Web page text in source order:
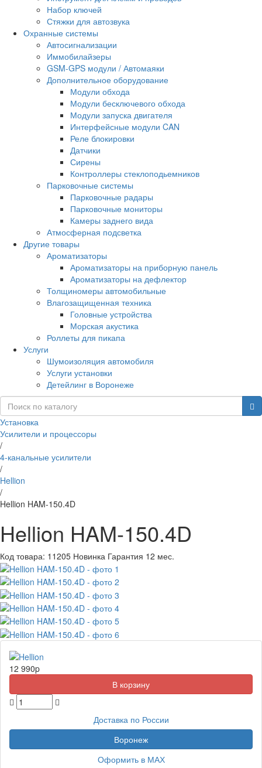
Набор ключей
Стяжки для автозвука
Охранные системы
Автосигнализации
Иммобилайзеры
GSM-GPS модули / Автомаяки
Дополнительное оборудование
Модули обхода
Модули бесключевого обхода
Модули запуска двигателя
Интерфейсные модули CAN
Реле блокировки
Датчики
Сирены
Контроллеры стеклоподьемников
Парковочные системы
Парковочные радары
Парковочные мониторы
Камеры заднего вида
Атмосферная подсветка
Другие товары
Ароматизаторы
Ароматизаторы на приборную панель
Ароматизаторы на дефлектор
Толщиномеры автомобильные
Влагозащищенная техника
Головные устройства
Морская акустика
Роллеты для пикапа
Услуги
Шумоизоляция автомобиля
Услуги установки
Детейлинг в Воронеже
Установка
Усилители и процессоры
/
4-канальные усилители
/
Hellion
/
Hellion HAM-150.4D
Hellion HAM-150.4D
Код товара: 11205 Новинка Гарантия 12 мес.
12 990p
Доставка по России
Воронеж
Оформить в МАХ